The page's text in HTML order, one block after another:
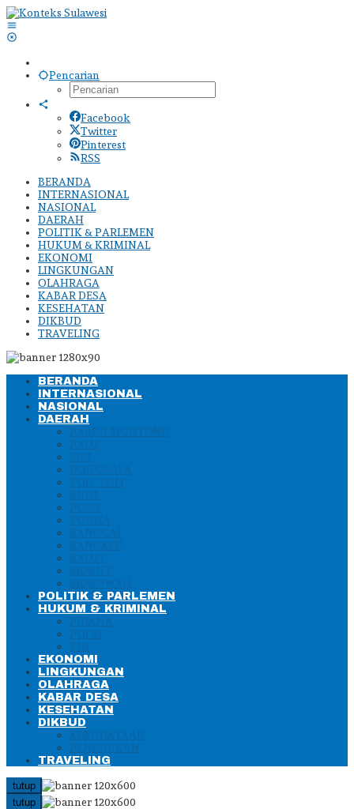
Lewati
ke
konten
Pencarian
Facebook
Twitter
Pinterest
RSS
BERANDA
INTERNASIONAL
NASIONAL
DAERAH
POLITIK & PARLEMEN
HUKUM & KRIMINAL
EKONOMI
LINGKUNGAN
OLAHRAGA
KABAR DESA
KESEHATAN
DIKBUD
TRAVELING
BERANDA
INTERNASIONAL
NASIONAL
DAERAH
PARIGI MOUTONG
PALU
SIGI
DONGGALA
TOLI-TOLI
BUOL
POSO
TOUNA
BANGGAI
BANGKEP
BALUT
MORUT
MOROWALI
POLITIK & PARLEMEN
HUKUM & KRIMINAL
PIDANA
POLRI
TNI
EKONOMI
LINGKUNGAN
OLAHRAGA
KABAR DESA
KESEHATAN
DIKBUD
KEBUDAYAAN
PENDIDIKAN
TRAVELING
tutup
tutup